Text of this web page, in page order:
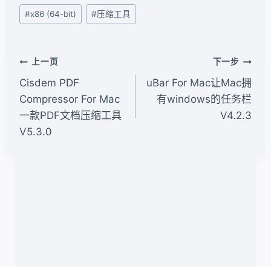
文
章
签：
#x86 (64-bit) #压缩工具
文
章
导
航
上一页
Cisdem PDF
Compressor For Mac
一款PDF文档压缩工具
V5.3.0
下一步
uBar For Mac让Mac拥
有windows的任务栏
V4.2.3